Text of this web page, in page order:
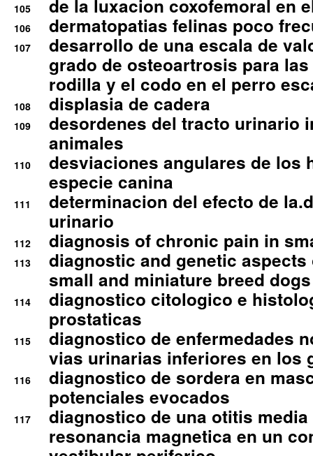
105 de la luxacion coxofemoral en
106 dermatopatias felinas poco
107
desarrollo de una escala de
grado de osteoartrosis para
rodilla y el codo en el perro
108 displasia de cadera
109
desordenes del tracto urinario
animales
110
desviaciones angulares de los
especie canina
111
determinacion del efecto de
urinario
112 diagnosis of chronic pain in
113
diagnostic and genetic
small and miniature breed
114
diagnostico citologico e
prostaticas
115
diagnostico de enfermedades
vias urinarias inferiores en los
116
diagnostico de sordera en
potenciales evocados
117
diagnostico de una otitis
resonancia magnetica en un